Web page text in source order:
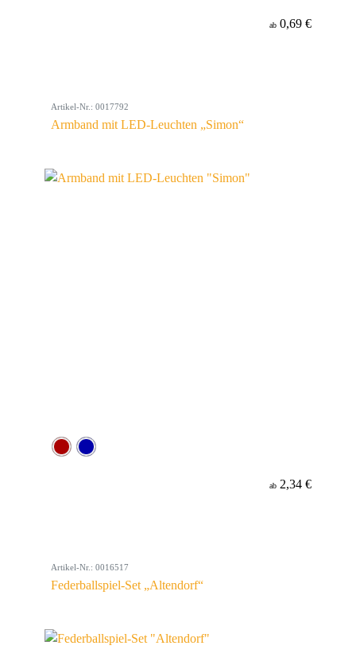
ab 0,69 €
Artikel-Nr.: 0017792
Armband mit LED-Leuchten „Simon“
ab 2,34 €
Artikel-Nr.: 0016517
Federballspiel-Set „Altendorf“